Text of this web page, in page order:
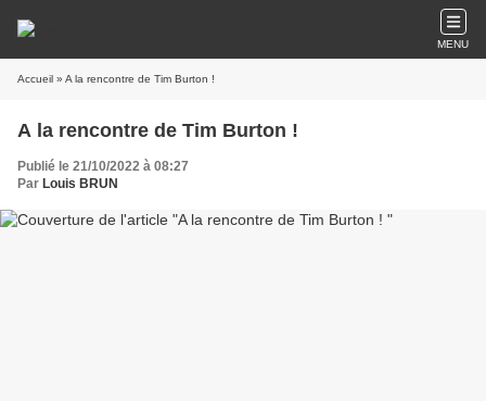
MENU
Accueil » A la rencontre de Tim Burton !
A la rencontre de Tim Burton !
Publié le 21/10/2022 à 08:27
Par Louis BRUN